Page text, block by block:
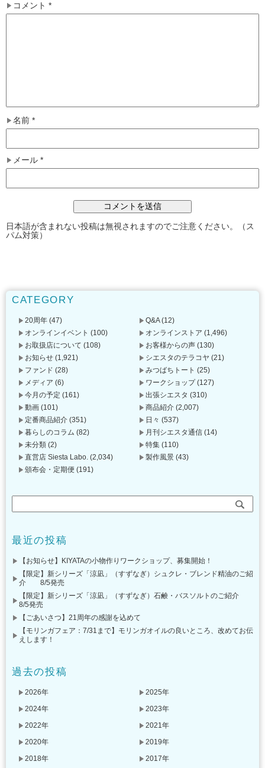
コメント *
名前 *
メール *
日本語が含まれない投稿は無視されますのでご注意ください。（ス
パム対策）
CATEGORY
20周年 (47) Q&A(12)
オンラインイベント (100) オンラインストア (1,496)
お取扱店について (108) お客様からの声 (130)
お知らせ (1,921) シエスタのテラコヤ (21)
ファンド (28) みつばちトート (25)
メディア (6) ワークショップ(127)
今月の予定 (161) 出張シエスタ (310)
動画 (101) 商品紹介 (2,007)
定番商品紹介 (351) 日々 (537)
暮らしのコラム (82) 月刊シエスタ通信 (14)
未分類 (2) 特集 (110)
直営店 Siesta Labo. (2,034) 製作風景 (43)
頒布会・定期便 (191)
最近の投稿
【お知らせ】KIYATAの小物作りワークショップ、募集開始！
【限定】新シリーズ「涼凪」（すずなぎ）シュクレ・ブレンド精油のご紹
介 8/5発売
【限定】新シリーズ「涼凪」（すずなぎ）石鹸・バスソルトのご紹介
8/5発売
【ごあいさつ】21周年の感謝を込めて
【モリンガフェア：7/31まで】モリンガオイルの良いところ、改めてお伝
えします！
過去の投稿
2026年
2025年
2024年
2023年
2022年
2021年
2020年
2019年
2018年
2017年